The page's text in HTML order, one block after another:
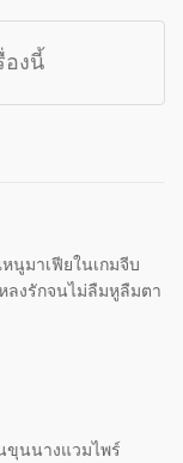
องนี้
นูมาเฟียในเกมจีบ
ลงรักจนไม่ลืมหูลืมตา
ขุนนางแวมไพร์